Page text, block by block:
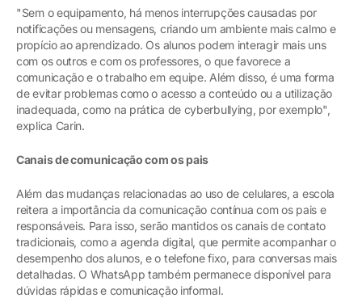
"Sem o equipamento, há menos interrupções causadas por
notificações ou mensagens, criando um ambiente mais calmo e
propício ao aprendizado. Os alunos podem interagir mais uns
com os outros e com os professores, o que favorece a
comunicação e o trabalho em equipe. Além disso, é uma forma
de evitar problemas como o acesso a conteúdo ou a utilização
inadequada, como na prática de cyberbullying, por exemplo",
explica Carin.
Canais de comunicação com os pais
Além das mudanças relacionadas ao uso de celulares, a escola
reitera a importância da comunicação contínua com os pais e
responsáveis. Para isso, serão mantidos os canais de contato
tradicionais, como a agenda digital, que permite acompanhar o
desempenho dos alunos, e o telefone fixo, para conversas mais
detalhadas. O WhatsApp também permanece disponível para
dúvidas rápidas e comunicação informal.